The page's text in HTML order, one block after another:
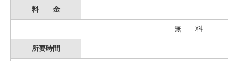
料 金
無 料
所要時間